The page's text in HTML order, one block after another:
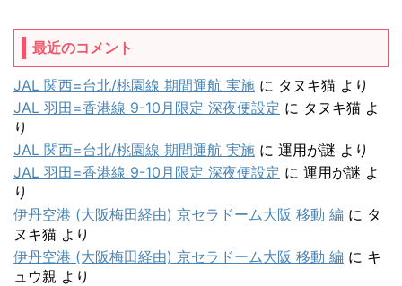
最近のコメント
JAL 関西=台北/桃園線 期間運航 実施 に タヌキ猫 より
JAL 羽田=香港線 9-10月限定 深夜便設定 に タヌキ猫 よ
り
JAL 関西=台北/桃園線 期間運航 実施 に 運用が謎 より
JAL 羽田=香港線 9-10月限定 深夜便設定 に 運用が謎 よ
り
伊丹空港 (大阪梅田経由) 京セラドーム大阪 移動 編 に タ
ヌキ猫 より
伊丹空港 (大阪梅田経由) 京セラドーム大阪 移動 編 に キ
ュウ親 より